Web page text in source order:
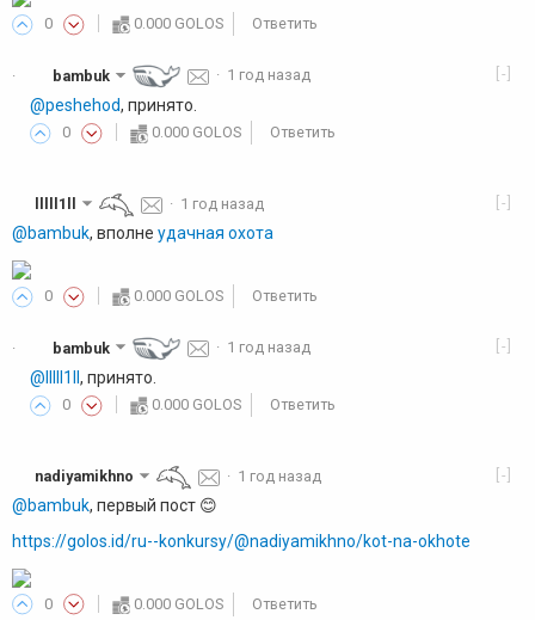
0 0.000 GOLOS Ответить
· [-]
bambuk · 1 год назад
@peshehod, принято.
0 0.000 GOLOS Ответить
[-]
lllll1ll · 1 год назад
@bambuk, вполне удачная охота
0 0.000 GOLOS Ответить
· [-]
bambuk · 1 год назад
@lllll1ll , принято.
0 0.000 GOLOS Ответить
[-]
nadiyamikhno · 1 год назад
@bambuk, первый пост 😊
https://golos.id/ru--konkursy/@nadiyamikhno/kot-na-okhote
0 0.000 GOLOS Ответить